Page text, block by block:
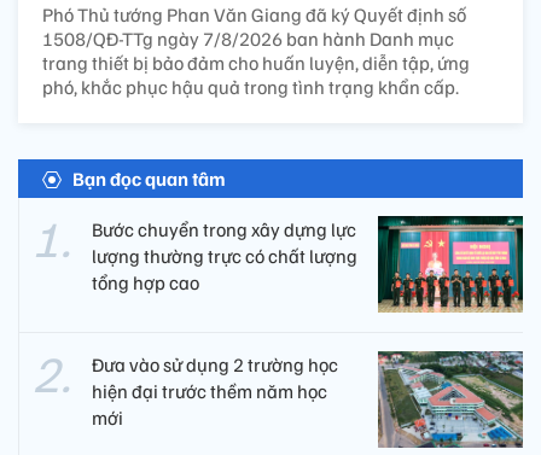
Phó Thủ tướng Phan Văn Giang đã ký Quyết định số
1508/QĐ-TTg ngày 7/8/2026 ban hành Danh mục
trang thiết bị bảo đảm cho huấn luyện, diễn tập, ứng
phó, khắc phục hậu quả trong tình trạng khẩn cấp.
Bạn đọc quan tâm
Bước chuyển trong xây dựng lực
lượng thường trực có chất lượng
tổng hợp cao
Đưa vào sử dụng 2 trường học
hiện đại trước thềm năm học
mới